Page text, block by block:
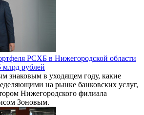
РСХБ в Нижегородской области
млрд рублей
знаковым в уходящем году, какие
на рынке банковских услуг,
Нижегородского филиала
Зоновым.